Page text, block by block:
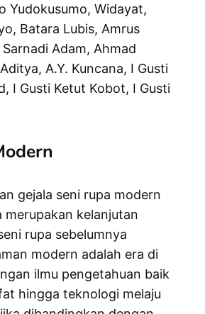
Yudokusumo, Widayat,
Batara Lubis, Amrus
Adam, Ahmad
A.Y. Kuncana, I Gusti
I Gusti Ketut Kobot, I Gusti
gejala seni rupa modern
merupakan kelanjutan
rupa sebelumnya
modern adalah era di
ilmu pengetahuan baik
hingga teknologi melaju